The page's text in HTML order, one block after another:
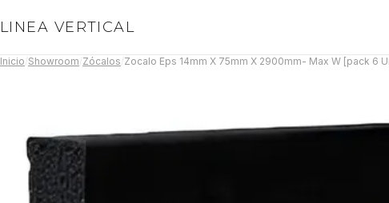
LINEA VERTICAL
Inicio Showroom Zócalos Zocalo Eps 14mm X 75mm X 2900mm- Max W [pack 6